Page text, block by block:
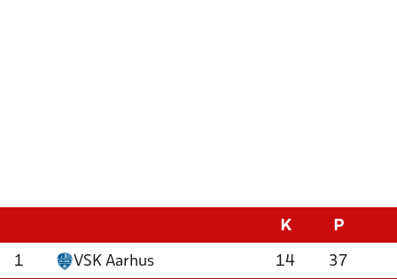
K P
1 VSK Aarhus 14 37